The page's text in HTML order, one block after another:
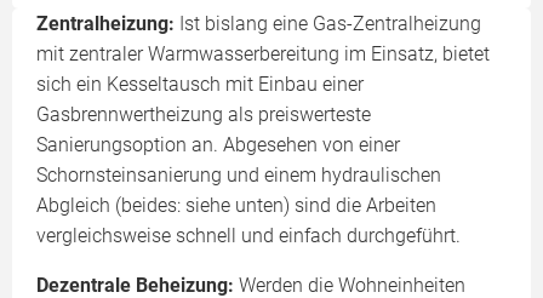
Zentralheizung: Ist bislang eine Gas-Zentralheizung
mit zentraler Warmwasserbereitung im Einsatz, bietet
sich ein Kesseltausch mit Einbau einer
Gasbrennwertheizung als preiswerteste
Sanierungsoption an. Abgesehen von einer
Schornsteinsanierung und einem hydraulischen
Abgleich (beides: siehe unten) sind die Arbeiten
vergleichsweise schnell und einfach durchgeführt.
Dezentrale Beheizung: Werden die Wohneinheiten